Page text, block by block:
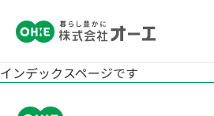
インデックスページです